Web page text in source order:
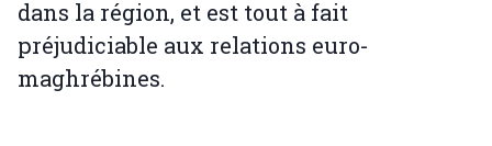
dans la région, et est tout à fait
préjudiciable aux relations euro-
maghrébines.